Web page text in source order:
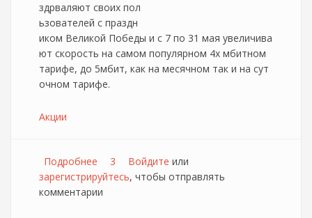
здрваляют своих пол
ьзователей с праздн
иком Великой Победы и с 7 по 31 мая увеличива
ют скорость на самом популярном 4х мбитном
тарифе, до 5мбит, как на месячном так и на сут
очном тарифе.
Акции
Подробнее о ЛИС празднует победу!
3 Войдите или
зарегистрируйтесь, чтобы отправлять
комментарии